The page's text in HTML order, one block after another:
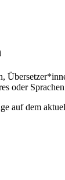
oder
auf dem